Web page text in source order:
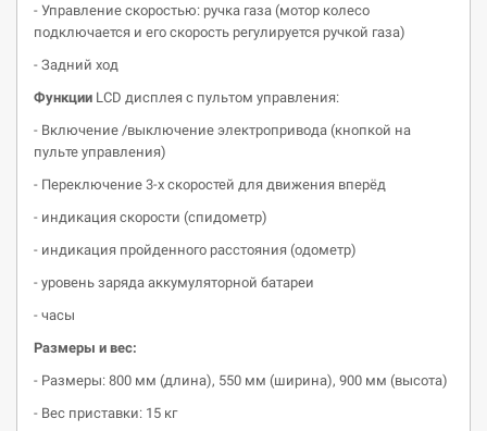
- Управление скоростью: ручка газа (мотор колесо
подключается и его скорость регулируется ручкой газа)
- Задний ход
Функции LCD дисплея с пультом управления:
- Включение /выключение электропривода (кнопкой на
пульте управления)
- Переключение 3-х скоростей для движения вперёд
- индикация скорости (спидометр)
- индикация пройденного расстояния (одометр)
- уровень заряда аккумуляторной батареи
- часы
Размеры и вес:
- Размеры: 800 мм (длина), 550 мм (ширина), 900 мм (высота)
- Вес приставки: 15 кг